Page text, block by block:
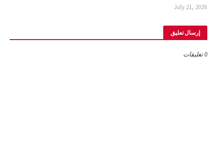
July 21, 2026
إرسال تعليق
0 تعليقات